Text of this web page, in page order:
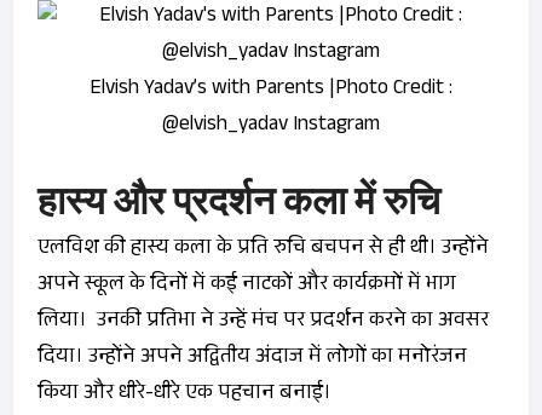
Elvish Yadav’s with Parents |Photo Credit :
@elvish_yadav Instagram
हास्य और प्रदर्शन कला में रुचि
एलविश की हास्य कला के प्रति रुचि बचपन से ही थी। उन्होंने
अपने स्कूल के दिनों में कई नाटकों और कार्यक्रमों में भाग
लिया। उनकी प्रतिभा ने उन्हें मंच पर प्रदर्शन करने का अवसर
दिया। उन्होंने अपने अद्वितीय अंदाज में लोगों का मनोरंजन
किया और धीरे-धीरे एक पहचान बनाई।